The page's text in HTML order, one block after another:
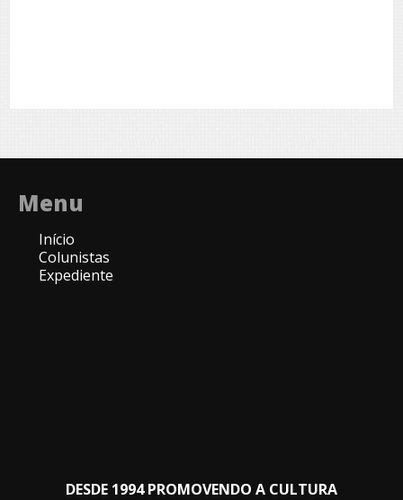
Menu
Início
Colunistas
Expediente
DESDE 1994 PROMOVENDO A CULTURA